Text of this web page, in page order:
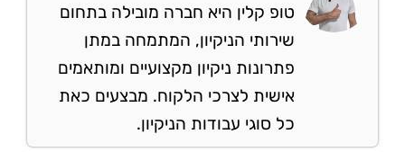
טופ קלין היא חברה מובילה בתחום
שירותי הניקיון, המתמחה במתן
פתרונות ניקיון מקצועיים ומותאמים
אישית לצרכי הלקוח. מבצעים כאת
כל סוגי עבודות הניקיון.